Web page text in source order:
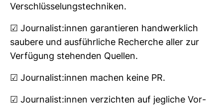
Ver­schlüs­se­lungs­tech­niken.
☑ Jour­na­list:innen garan­tieren hand­werk­lich
sau­bere und aus­führ­liche Recherche aller zur
Ver­fü­gung ste­henden Quellen.
☑ Jour­na­list:innen machen keine PR.
☑ Jour­na­list:innen ver­zichten auf jeg­liche Vor­